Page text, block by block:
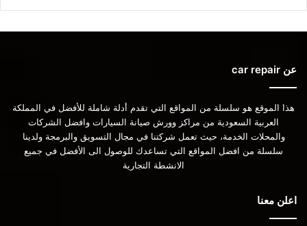
عن car repair
هذا الموقع هو سلسلة من المواقع التي تقدم أدلة شاملة للأفضل في المملكة
العربية السعودية من مراكز وورش صيانة السيارات وافضل الشركات
والمحلات الخدمة، حيث تعمل شركتنا في مجال التسويق والبرمجة ولدينا
سلسلة من افضل المواقع التي تساعدك للوصول الى الأفضل في جميع
الانشطة التجارية
اعلن معنا